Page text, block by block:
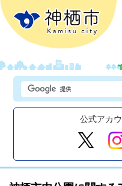
公式アカ